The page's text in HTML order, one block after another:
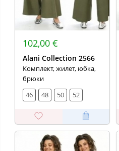
102,00 €
Alani Collection 2566
Комплект, жилет, юбка,
брюки
46
48 50 52